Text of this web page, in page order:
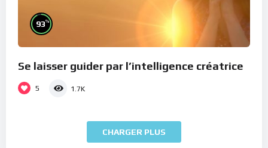
93%
Se laisser guider par l’intelligence créatrice
5 1.7K
CHARGER PLUS